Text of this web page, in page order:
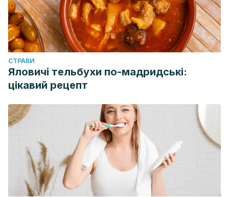
http://www.eltrosdordal.com/artsalut/
Bueno M. Biosalud. Instituto de Medicina Biológica y
Antienvejecimiento. El Ph y la enfermedad.
https://biosalud.org/archivos/noticias/
CТРАВИ
Яловичі тельбухи по-мадридські:
цікавий рецепт